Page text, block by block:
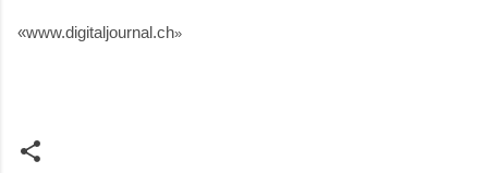
«www.digitaljournal.ch»